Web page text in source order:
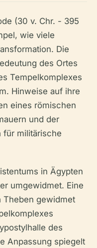
(30 v. Chr. - 395
wie viele
Die
des Ortes
Tempelkomplexes
Hinweise auf ihre
eines römischen
und der
für militärische
in Ägypten
umgewidmet. Eine
Theben gewidmet
des
Anpassung spiegelt